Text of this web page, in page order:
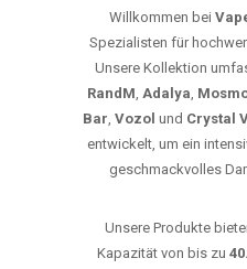
Willkommen bei
Spezialisten für
Unsere Kollektion
RandM, Adalya,
Bar, Vozol und Crystal
entwickelt, um ein
geschmackvolles
Unsere Produkte
Kapazität von bis zu